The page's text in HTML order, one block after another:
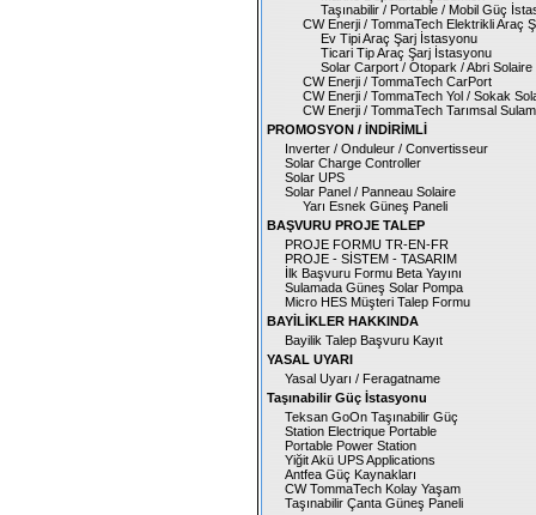
Taşınabilir / Portable / Mobil Güç
CW Enerji / TommaTech Elektrikli Araç
Ev Tipi Araç Şarj İstasyonu
Ticari Tip Araç Şarj İstasyonu
Solar Carport / Otopark / Abri
CW Enerji / TommaTech CarPort
CW Enerji / TommaTech Yol / Sokak
CW Enerji / TommaTech Tarımsal
PROMOSYON / İNDİRİMLİ
Inverter / Onduleur / Convertisseur
Solar Charge Controller
Solar UPS
Solar Panel / Panneau Solaire
Yarı Esnek Güneş Paneli
BAŞVURU PROJE TALEP
PROJE FORMU TR-EN-FR
PROJE - SİSTEM - TASARIM
İlk Başvuru Formu Beta Yayını
Sulamada Güneş Solar Pompa
Micro HES Müşteri Talep Formu
BAYİLİKLER HAKKINDA
Bayilik Talep Başvuru Kayıt
YASAL UYARI
Yasal Uyarı / Feragatname
Taşınabilir Güç İstasyonu
Teksan GoOn Taşınabilir Güç
Station Electrique Portable
Portable Power Station
Yiğit Akü UPS Applications
Antfea Güç Kaynakları
CW TommaTech Kolay Yaşam
Taşınabilir Çanta Güneş Paneli